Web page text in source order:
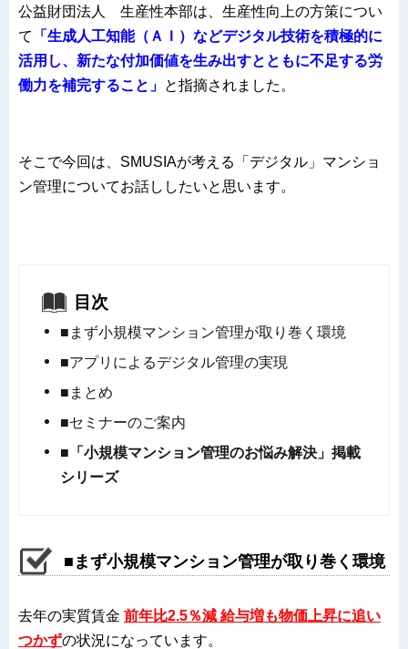
公益財団法人 生産性本部は、生産性向上の方策につい
て
「生成人工知能（ＡＩ）などデジタル技術を積極的に
活用し、新たな付加価値を生み出すとともに不足する労
働力を補完すること」 と指摘されました。
そこで今回は、SMUSIAが考える「デジタル」マンショ
ン管理についてお話ししたいと思います。
目次
■まず小規模マンション管理が取り巻く環境
■アプリによるデジタル管理の実現
■まとめ
■セミナーのご案内
■「小規模マンション管理のお悩み解決」掲載
シリーズ
■まず小規模マンション管理が取り巻く環境
去年の実質賃金 前年比2.5％減 給与増も物価上昇に追い
つかずの状況になっています。